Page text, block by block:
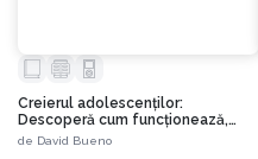
Creierul adolescenților:
Descoperă cum funcționează,
pentru a-i înțelege și a-i sprijini
de David Bueno